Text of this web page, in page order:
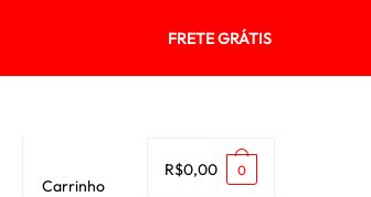
FRETE GRÁTIS
Carrinho
R$0,00 0